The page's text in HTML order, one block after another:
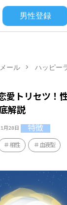
男性登録
ール ハッピー
愛トリセツ！
解説
月28日 特徴
相性 血液型